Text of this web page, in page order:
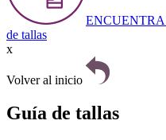
de tallas
x
Volver al inicio
Guía de tallas